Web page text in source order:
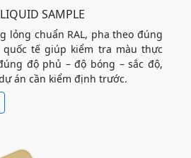
SAMPLE
lỏng chuẩn RAL, pha theo đúng
quốc tế giúp kiểm tra màu thực
độ phủ – độ bóng – sắc độ,
án cần kiểm định trước.